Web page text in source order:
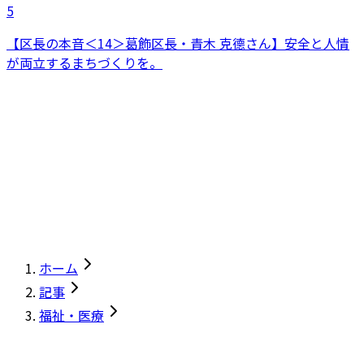
5
【区長の本音＜14＞葛飾区長・青木 克德さん】安全と人情
が両立するまちづくりを。
ホーム
記事
福祉・医療